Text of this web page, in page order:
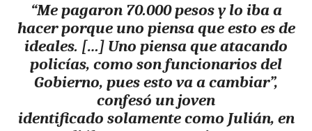
“Me pagaron 70.000 pesos y lo iba a
hacer porque uno piensa que esto es de
ideales. […] Uno piensa que atacando
policías, como son funcionarios del
Gobierno, pues esto va a cambiar”,
confesó un joven
identificado solamente como Julián, en